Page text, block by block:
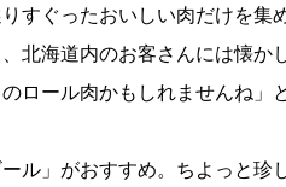
すぐったおいしい肉だけを集
北海道内のお客さんには懐か
ロール肉かもしれませんね」と
ル」がおすすめ。ちよっと珍